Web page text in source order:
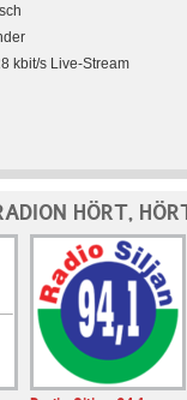
kbit/s Live-Stream
HÖRT,